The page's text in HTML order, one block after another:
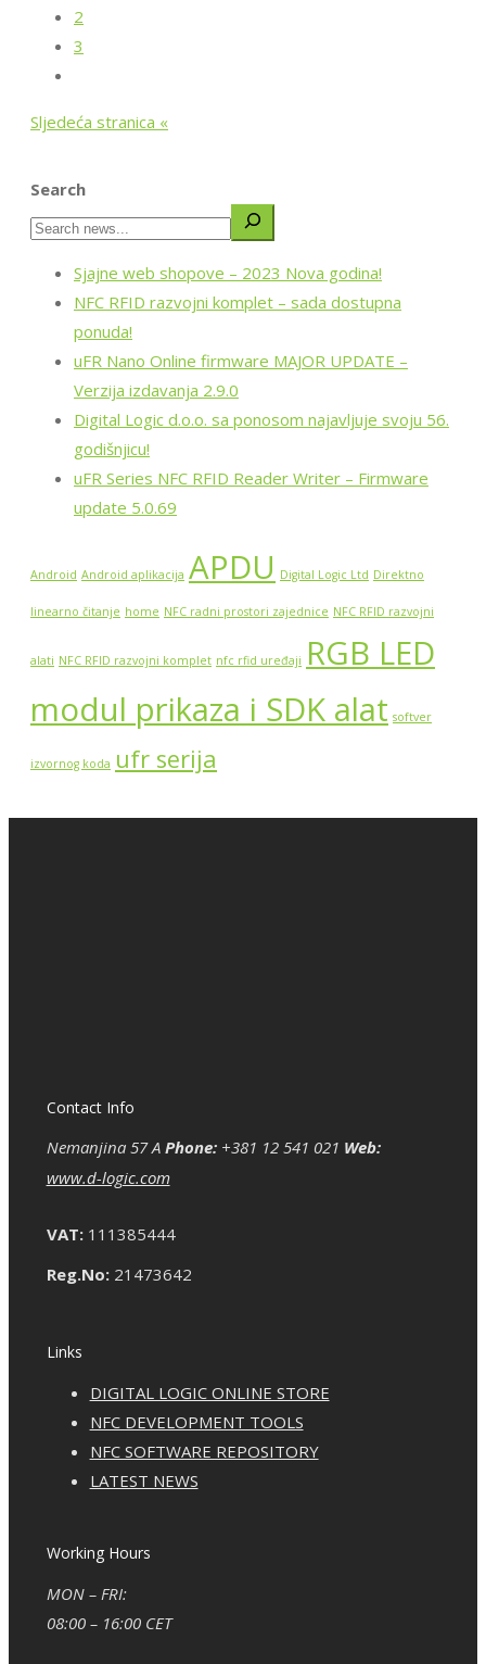
2
3
Sljedeća stranica «
Search
Sjajne web shopove – 2023 Nova godina!
NFC RFID razvojni komplet – sada dostupna
ponuda!
uFR Nano Online firmware MAJOR UPDATE –
Verzija izdavanja 2.9.0
Digital Logic d.o.o. sa ponosom najavljuje svoju 56.
godišnjicu!
uFR Series NFC RFID Reader Writer – Firmware
update 5.0.69
Android Android aplikacija APDU Digital Logic Ltd Direktno
linearno čitanje home NFC radni prostori zajednice NFC RFID razvojni
alati NFC RFID razvojni komplet nfc rfid uređaji RGB LED
modul prikaza i SDK alat softver
izvornog koda ufr serija
Contact Info
Nemanjina 57 A Phone:+381 12 541 021 Web:
www.d-logic.com
VAT:111385444
Reg.No:21473642
Links
DIGITAL LOGIC ONLINE STORE
NFC DEVELOPMENT TOOLS
NFC SOFTWARE REPOSITORY
LATEST NEWS
Working Hours
MON – FRI:
08:00 – 16:00 CET